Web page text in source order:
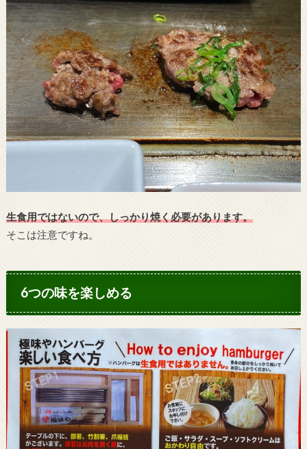
生食用ではないので、しっかり焼く必要があります。
そこは注意ですね。
6つの味を楽しめる